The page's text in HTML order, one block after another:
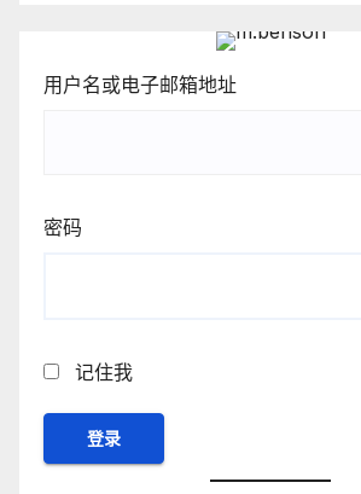
用户名或电子邮箱地址
密码
记住我